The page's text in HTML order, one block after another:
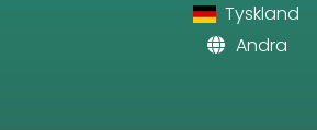
Tyskland
Andra